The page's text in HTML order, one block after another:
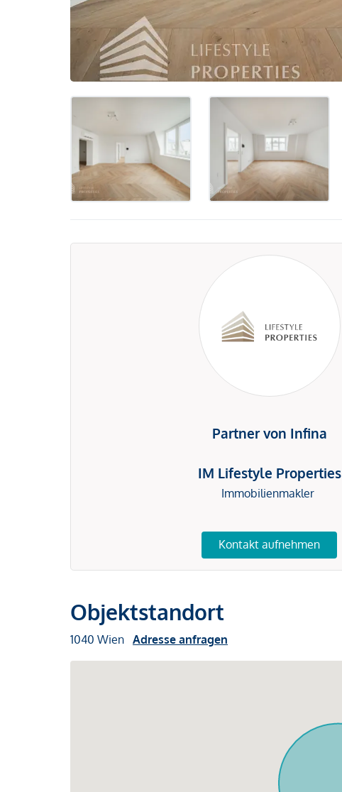
Partner von Infina
IM Lifestyle Properties
Immobilienmakler
Kontakt aufnehmen
Objektstandort
1040 Wien Adresse anfragen